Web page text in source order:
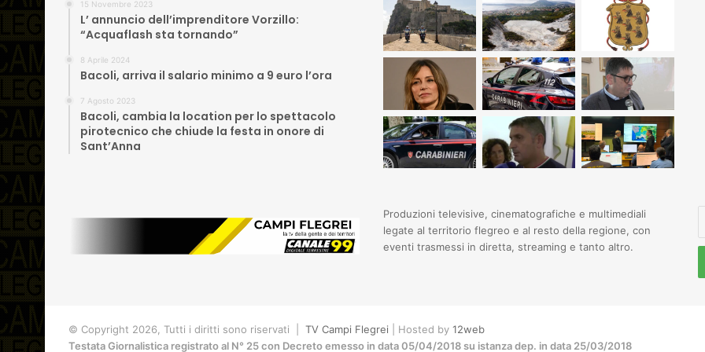
15 Novembre 2023
L’ annuncio dell’imprenditore Vorzillo:
“Acquaflash sta tornando”
8 Aprile 2024
Bacoli, arriva il salario minimo a 9 euro l’ora
7 Agosto 2023
Bacoli, cambia la location per lo spettacolo
pirotecnico che chiude la festa in onore di
Sant’Anna
Produzioni televisive, cinematografiche e multimediali
legate al territorio flegreo e al resto della regione, con
eventi trasmessi in diretta, streaming e tanto altro.
© Copyright 2026, Tutti i diritti sono riservati | TV Campi Flegrei | Hosted by 12web
Testata Giornalistica registrato al N° 25 con Decreto emesso in data 05/04/2018 su istanza dep. in data 25/03/2018